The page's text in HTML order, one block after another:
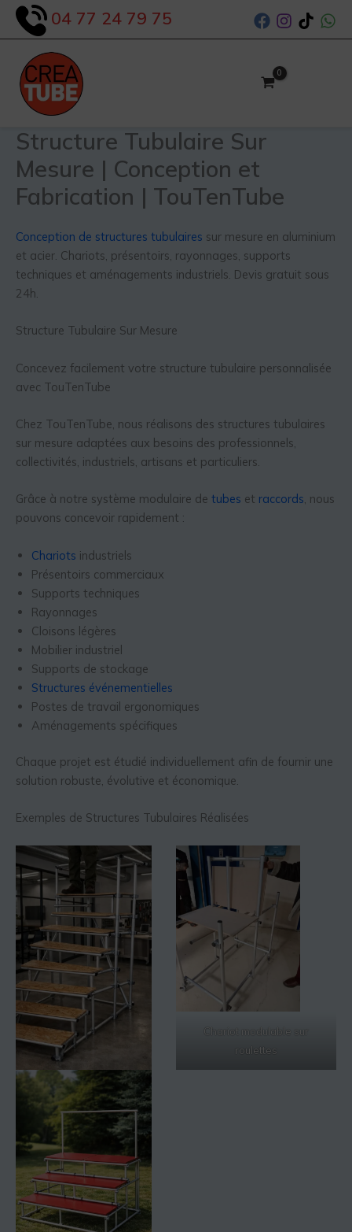
Aller
04 77 24 79 75
Structure Tubulaire Sur
Mesure | Conception et
Fabrication | TouTenTube
Conception de structures tubulaires sur mesure en aluminium
et acier. Chariots, présentoirs, rayonnages, supports
techniques et aménagements industriels. Devis gratuit sous
24h.
Structure Tubulaire Sur Mesure
Concevez facilement votre structure tubulaire personnalisée
avec TouTenTube
Chez TouTenTube, nous réalisons des structures tubulaires
sur mesure adaptées aux besoins des professionnels,
collectivités, industriels, artisans et particuliers.
Grâce à notre système modulaire de tubes et raccords, nous
pouvons concevoir rapidement :
Chariots industriels
Présentoirs commerciaux
Supports techniques
Rayonnages
Cloisons légères
Mobilier industriel
Supports de stockage
Structures événementielles
Postes de travail ergonomiques
Aménagements spécifiques
Chaque projet est étudié individuellement afin de fournir une
solution robuste, évolutive et économique.
Exemples de Structures Tubulaires Réalisées
Chariot modulable sur
roulettes